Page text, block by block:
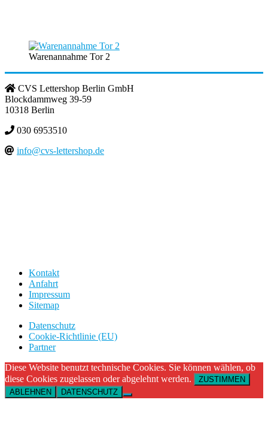
Warenannahme Tor 2
CVS Lettershop Berlin GmbH
Blockdammweg 39-59
10318 Berlin
030 6953510
info@cvs-lettershop.de
Kontakt
Anfahrt
Impressum
Sitemap
Datenschutz
Cookie-Richtlinie (EU)
Partner
Diese Website benutzt technische Cookies. Sie können wählen, ob
diese Cookies zugelassen oder abgelehnt werden.
ZUSTIMMEN
ABLEHNEN
DATENSCHUTZ